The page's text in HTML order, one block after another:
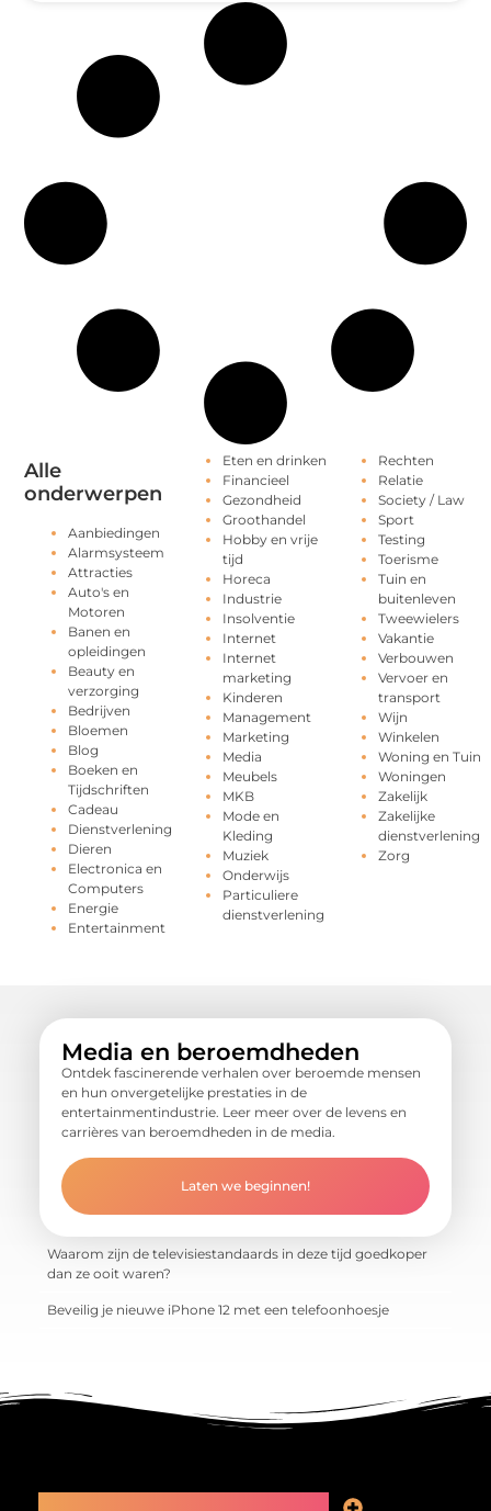
Alle
onderwerpen
Aanbiedingen
Alarmsysteem
Attracties
Auto's en
Motoren
Banen en
opleidingen
Beauty en
verzorging
Bedrijven
Bloemen
Blog
Boeken en
Tijdschriften
Cadeau
Dienstverlening
Dieren
Electronica en
Computers
Energie
Entertainment
Eten en drinken
Financieel
Gezondheid
Groothandel
Hobby en vrije
tijd
Horeca
Industrie
Insolventie
Internet
Internet
marketing
Kinderen
Management
Marketing
Media
Meubels
MKB
Mode en
Kleding
Muziek
Onderwijs
Particuliere
dienstverlening
Rechten
Relatie
Society / Law
Sport
Testing
Toerisme
Tuin en
buitenleven
Tweewielers
Vakantie
Verbouwen
Vervoer en
transport
Wijn
Winkelen
Woning en Tuin
Woningen
Zakelijk
Zakelijke
dienstverlening
Zorg
Media en beroemdheden
Ontdek fascinerende verhalen over beroemde mensen
en hun onvergetelijke prestaties in de
entertainmentindustrie. Leer meer over de levens en
carrières van beroemdheden in de media.
Laten we beginnen!
Waarom zijn de televisiestandaards in deze tijd goedkoper
dan ze ooit waren?
Beveilig je nieuwe iPhone 12 met een telefoonhoesje